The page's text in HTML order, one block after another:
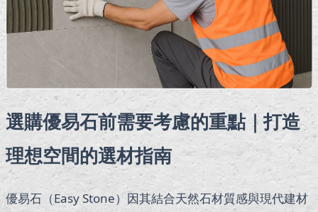
選購優易石前需要考慮的重點｜打造
理想空間的選材指南
優易石（Easy Stone）因其結合天然石材質感與現代建材